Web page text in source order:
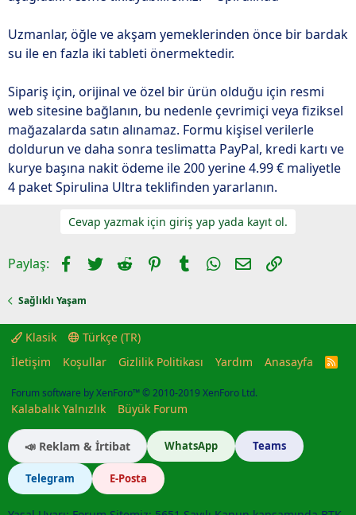
Uzmanlar, öğle ve akşam yemeklerinden önce bir bardak
su ile en fazla iki tableti önermektedir.
Sipariş için, orijinal ve özel bir ürün olduğu için resmi
web sitesine bağlanın, bu nedenle çevrimiçi veya fiziksel
mağazalarda satın alınamaz. Formu kişisel verilerle
doldurun ve daha sonra teslimatta PayPal, kredi kartı ve
kurye başına nakit ödeme ile 200 yerine 4.99 € maliyetle
4 paket Spirulina Ultra teklifinden yararlanın.
Cevap yazmak için giriş yap yada kayıt ol.
Paylaş: Facebook
TwitterReddit Pinterest
TumblrWhatsApp
E-postaLink
Sağlıklı Yaşam
Klasik
Türkçe (TR)
İletişim
Koşullar Gizlilik Politikası Yardım Anasayfa
R
Forum software by XenForo™© 2010-2019 XenForo Ltd.
Kalabalık Yalnızlık Büyük Forum
📣 Reklam & İrtibat WhatsApp Teams
Telegram E-Posta